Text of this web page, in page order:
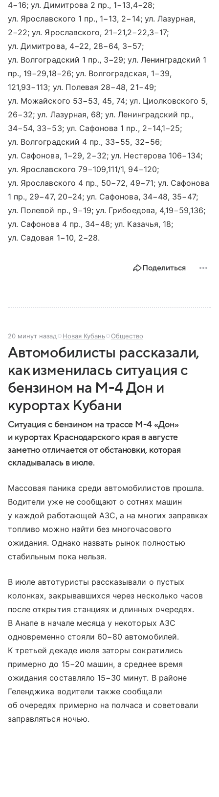
4−16; ул. Димитрова 2 пр., 1−13,4−28;
ул. Ярославского 1 пр., 1−13, 2−14; ул. Лазурная,
2−22; ул. Ярославского, 21−21,2−22,3−17;
ул. Димитрова, 4−22, 28−64, 3−57;
ул. Волгоградский 1 пр., 3−29; ул. Ленинградский 1
пр., 19−29,18−26; ул. Волгоградская, 1−39,
121,93−113; ул. Полевая 28−48, 21−49;
ул. Можайского 53−53, 45, 74; ул. Циолковского 5,
26−32; ул. Лазурная, 68; ул. Ленинградский пр.,
34−54, 33−53; ул. Сафонова 1 пр., 2−14,1−25;
ул. Волгоградский 4 пр., 33−55, 32−56;
ул. Сафонова, 1−29, 2−32; ул. Нестерова 106−134;
ул. Ярославского 79−109,111/1, 94−120;
ул. Ярославского 4 пр., 50−72, 49−71; ул. Сафонова
1 пр., 29−47, 20−24; ул. Сафонова, 34−48, 35−47;
ул. Полевой пр., 9−19; ул. Грибоедова, 4,19−59,136;
ул. Сафонова 4 пр., 34−48; ул. Казачья, 18;
ул. Садовая 1−10, 2−28.
Поделиться
20 минут назад Новая Кубань Общество
Автомобилисты рассказали,
как изменилась ситуация с
бензином на М-4 Дон и
курортах Кубани
Ситуация с бензином на трассе М-4 «Дон»
и курортах Краснодарского края в августе
заметно отличается от обстановки, которая
складывалась в июле.
Массовая паника среди автомобилистов прошла.
Водители уже не сообщают о сотнях машин
у каждой работающей АЗС, а на многих заправках
топливо можно найти без многочасового
ожидания. Однако назвать рынок полностью
стабильным пока нельзя.
В июле автотуристы рассказывали о пустых
колонках, закрывавшихся через несколько часов
после открытия станциях и длинных очередях.
В Анапе в начале месяца у некоторых АЗС
одновременно стояли 60−80 автомобилей.
К третьей декаде июля заторы сократились
примерно до 15−20 машин, а среднее время
ожидания составляло 15−30 минут. В районе
Геленджика водители также сообщали
об очередях примерно на полчаса и советовали
заправляться ночью.